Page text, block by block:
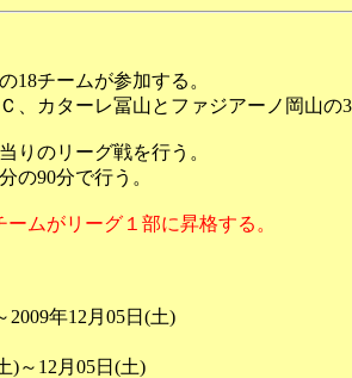
18チームが参加する。
、カターレ冨山とファジアーノ岡山の
りのリーグ戦を行う。
の90分で行う。
ムがリーグ１部に昇格する。
2009年12月05日(土)
)～12月05日(土)